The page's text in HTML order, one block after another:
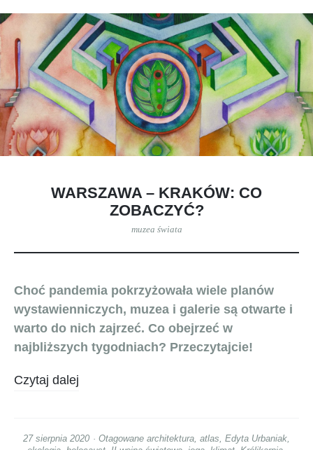
WARSZAWA – KRAKÓW: CO
ZOBACZYĆ?
muzea świata
Choć pandemia pokrzyżowała wiele planów
wystawienniczych, muzea i galerie są otwarte i
warto do nich zajrzeć. Co obejrzeć w
najbliższych tygodniach? Przeczytajcie!
Czytaj dalej
27 sierpnia 2020 Otagowane architektura atlas Edyta Urbaniak